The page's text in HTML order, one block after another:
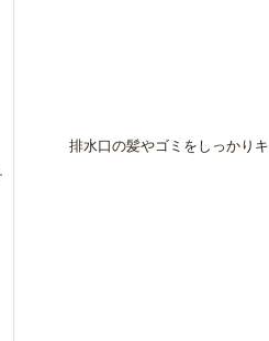
排水口の髪やゴミをしっかり